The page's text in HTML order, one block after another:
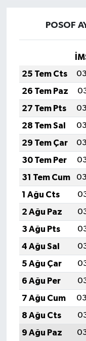
POSOF
25 Tem Cts
26 Tem Paz
27 Tem Pts
28 Tem Sal
29 Tem Çar
30 Tem Per
31 Tem Cum
1 Ağu Cts
2 Ağu Paz
3 Ağu Pts
4 Ağu Sal
5 Ağu Çar
6 Ağu Per
7 Ağu Cum
8 Ağu Cts
9 Ağu Paz